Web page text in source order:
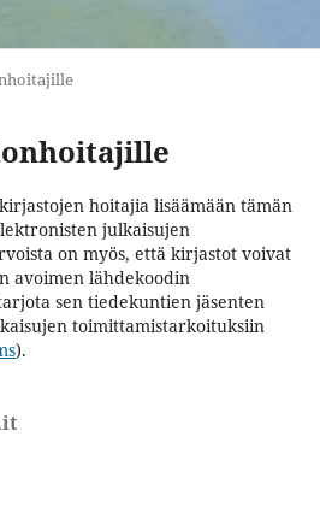
hoitajia lisäämään tämän
julkaisujen
on myös, että kirjastot voivat
avoimen lähdekoodin
sen tiedekuntien jäsenten
toimittamistarkoituksiin
).